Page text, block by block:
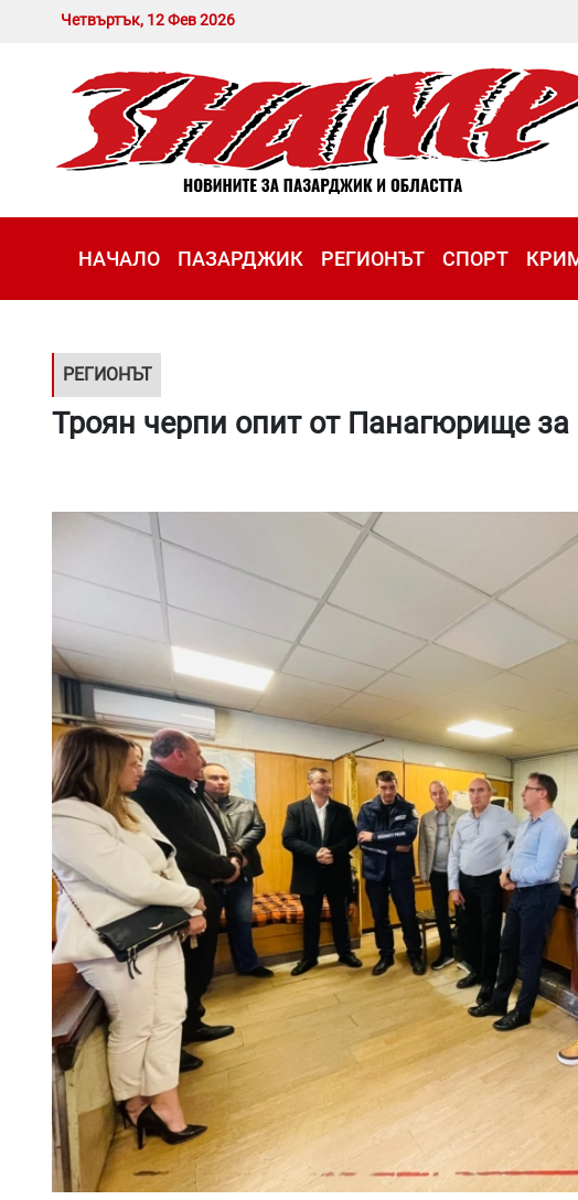
Четвъртък, 12 Фев 2026
НАЧАЛО ПАЗАРДЖИК РЕГИОНЪТ СПОРТ
РЕГИОНЪТ
Троян черпи опит от Панагюрище